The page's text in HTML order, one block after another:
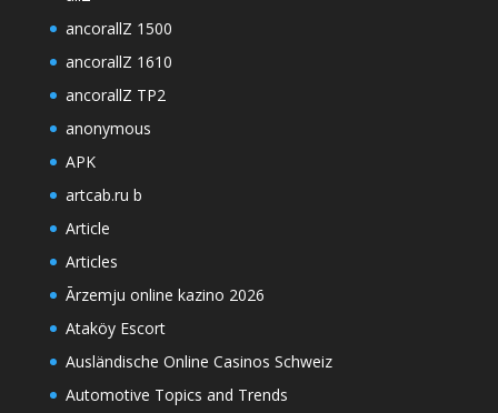
ancorallZ 1500
ancorallZ 1610
ancorallZ TP2
anonymous
APK
artcab.ru b
Article
Articles
Ārzemju online kazino 2026
Ataköy Escort
Ausländische Online Casinos Schweiz
Automotive Topics and Trends